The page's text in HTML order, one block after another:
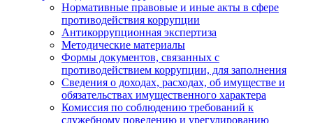
Нормативные правовые и иные акты в сфере
противодействия коррупции
Антикоррупционная экспертиза
Методические материалы
Формы документов, связанных с
противодействием коррупции, для заполнения
Сведения о доходах, расходах, об имуществе и
обязательствах имущественного характера
Комиссия по соблюдению требований к
служебному поведению и урегулированию